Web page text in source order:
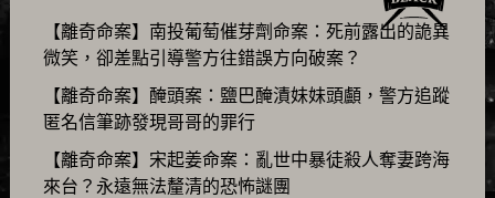
【離奇命案】南投葡萄催芽劑命案：死前露出的詭異
微笑，卻差點引導警方往錯誤方向破案？
【離奇命案】醃頭案：鹽巴醃漬妹妹頭顱，警方追蹤
匿名信筆跡發現哥哥的罪行
【離奇命案】宋起姜命案：亂世中暴徒殺人奪妻跨海
來台？永遠無法釐清的恐怖謎團